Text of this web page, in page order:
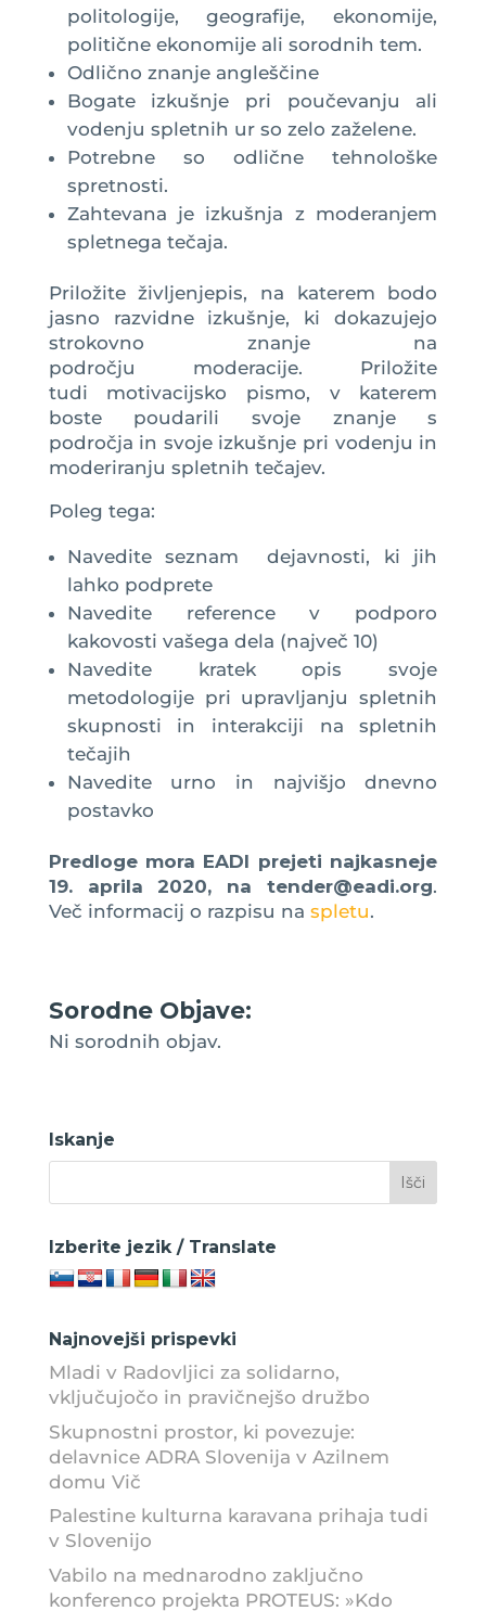
politologije, geografije, ekonomije,
politične ekonomije ali sorodnih tem.
Odlično znanje angleščine
Bogate izkušnje pri poučevanju ali
vodenju spletnih ur so zelo zaželene.
Potrebne so odlične tehnološke
spretnosti.
Zahtevana je izkušnja z moderanjem
spletnega tečaja.
Priložite življenjepis, na katerem bodo
jasno razvidne izkušnje, ki dokazujejo
strokovno znanje na
področju moderacije. Priložite
tudi motivacijsko pismo, v katerem
boste poudarili svoje znanje s
področja in svoje izkušnje pri vodenju in
moderiranju spletnih tečajev.
Poleg tega:
Navedite seznam dejavnosti, ki jih
lahko podprete
Navedite reference v podporo
kakovosti vašega dela (največ 10)
Navedite kratek opis svoje
metodologije pri upravljanju spletnih
skupnosti in interakciji na spletnih
tečajih
Navedite urno in najvišjo dnevno
postavko
Predloge mora EADI prejeti najkasneje
19. aprila 2020, na tender@eadi.org.
Več informacij o razpisu na spletu.
Sorodne Objave:
Ni sorodnih objav.
Iskanje
Izberite jezik / Translate
Najnovejši prispevki
Mladi v Radovljici za solidarno,
vključujočo in pravičnejšo družbo
Skupnostni prostor, ki povezuje:
delavnice ADRA Slovenija v Azilnem
domu Vič
Palestine kulturna karavana prihaja tudi
v Slovenijo
Vabilo na mednarodno zaključno
konferenco projekta PROTEUS: »Kdo